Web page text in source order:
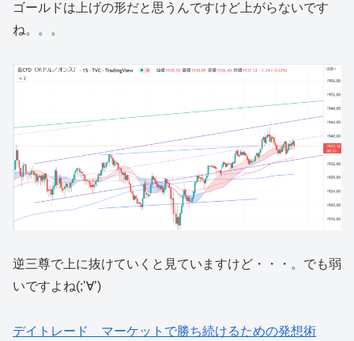
ゴールドは上げの形だと思うんですけど上がらないです
ね。。。
逆三尊で上に抜けていくと見ていますけど・・・。でも弱
いですよね(;’∀’)
デイトレード マーケットで勝ち続けるための発想術